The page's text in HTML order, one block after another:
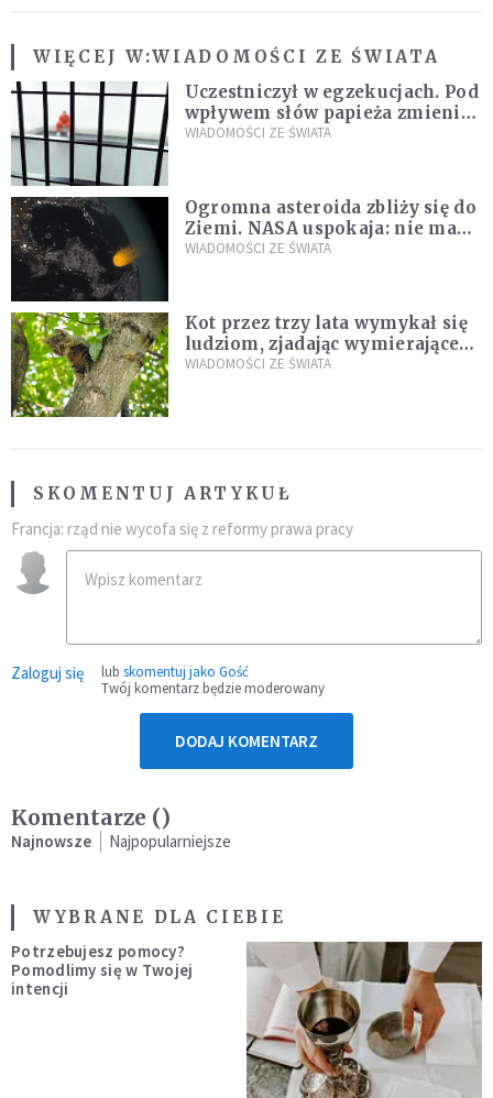
WIĘCEJ W:WIADOMOŚCI ZE ŚWIATA
Uczestniczył w egzekucjach. Pod
wpływem słów papieża zmienił
zdanie
WIADOMOŚCI ZE ŚWIATA
Ogromna asteroida zbliży się do
Ziemi. NASA uspokaja: nie ma
zagrożenia
WIADOMOŚCI ZE ŚWIATA
Kot przez trzy lata wymykał się
ludziom, zjadając wymierające
kaczki. W końcu popełnił
WIADOMOŚCI ZE ŚWIATA
SKOMENTUJ ARTYKUŁ
Francja: rząd nie wycofa się z reformy prawa pracy
Zaloguj się lub skomentuj jako Gość
Twój komentarz będzie moderowany
DODAJ KOMENTARZ
Komentarze ()
Najnowsze Najpopularniejsze
WYBRANE DLA CIEBIE
Potrzebujesz pomocy?
Pomodlimy się w Twojej
intencji